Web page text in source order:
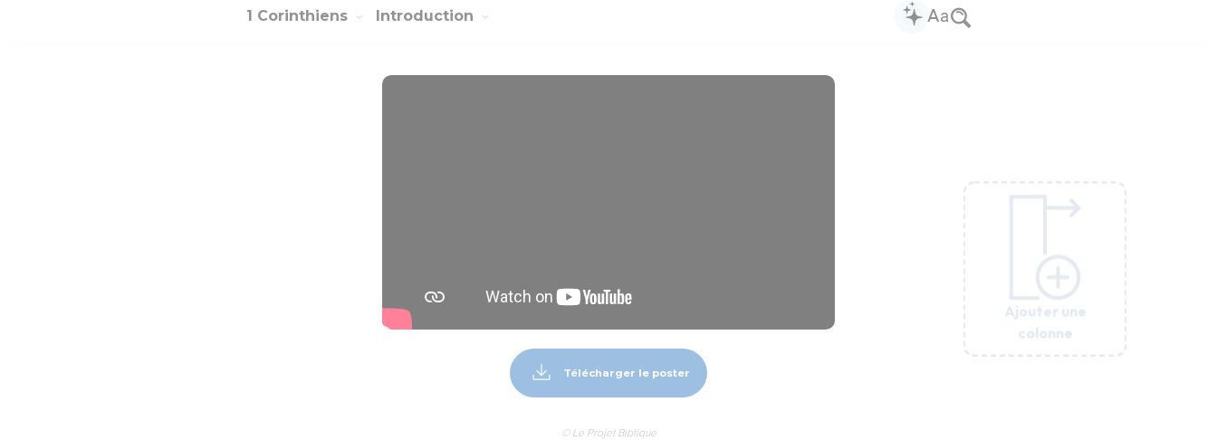
Ajouter une
colonne
Ajouter une
colonne
1 Corinthiens Introduction
Télécharger le poster
© Le Projet Biblique
Ajouter une
colonne
Ajouter une
colonne
Ajouter une
colonne